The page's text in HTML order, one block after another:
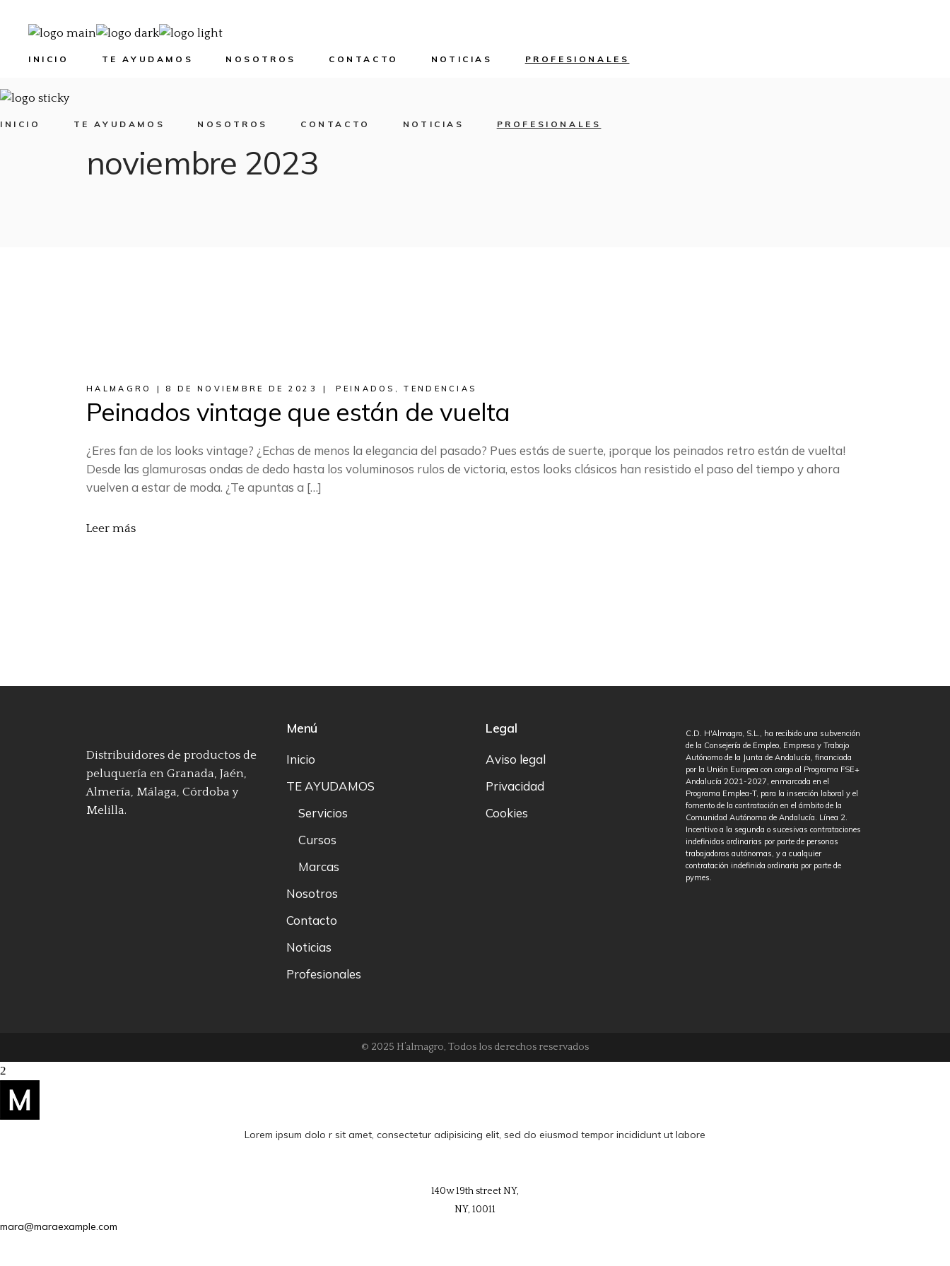
INICIO TE AYUDAMOS NOSOTROS CONTACTO NOTICIAS PROFESIONALES
INICIO TE AYUDAMOS NOSOTROS CONTACTO NOTICIAS PROFESIONALES
noviembre 2023
HALMAGRO 8 DE NOVIEMBRE DE 2023 PEINADOS ,TENDENCIAS
Peinados vintage que están de vuelta
¿Eres fan de los looks vintage? ¿Echas de menos la elegancia del pasado? Pues estás de suerte, ¡porque los peinados retro están de vuelta!
Desde las glamurosas ondas de dedo hasta los voluminosos rulos de victoria, estos looks clásicos han resistido el paso del tiempo y ahora
vuelven a estar de moda. ¿Te apuntas a […]
Leer más
Distribuidores de productos de
peluquería en Granada, Jaén,
Almería, Málaga, Córdoba y
Melilla.
Menú
Inicio
TE AYUDAMOS
Servicios
Cursos
Marcas
Nosotros
Contacto
Noticias
Profesionales
Legal
Aviso legal
Privacidad
Cookies
C.D. H'Almagro, S.L., ha recibido una subvención
de la Consejería de Empleo, Empresa y Trabajo
Autónomo de la Junta de Andalucía, financiada
por la Unión Europea con cargo al Programa FSE+
Andalucía 2021-2027, enmarcada en el
Programa Emplea-T, para la inserción laboral y el
fomento de la contratación en el ámbito de la
Comunidad Autónoma de Andalucía. Línea 2.
Incentivo a la segunda o sucesivas contrataciones
indefinidas ordinarias por parte de personas
trabajadoras autónomas, y a cualquier
contratación indefinida ordinaria por parte de
pymes.
© 2025 H’almagro, Todos los derechos reservados
Lorem ipsum dolo r sit amet, consectetur adipisicing elit, sed do eiusmod tempor incididunt ut labore
140w 19th street NY,
NY, 10011
mara@maraexample.com